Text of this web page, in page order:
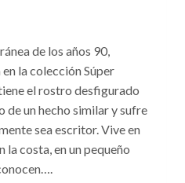
de los años 90,
la colección Súper
el rostro desfigurado
de un hecho similar y sufre
sea escritor. Vive en
la costa, en un pequeño